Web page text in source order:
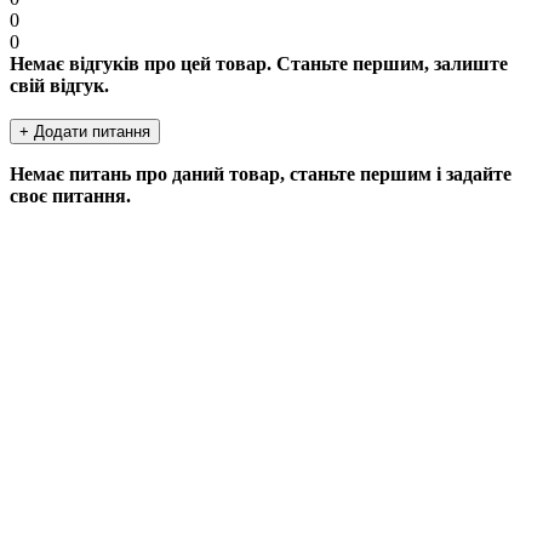
0
0
Немає відгуків про цей товар. Станьте першим, залиште
свій відгук.
+ Додати питання
Немає питань про даний товар, станьте першим і задайте
своє питання.